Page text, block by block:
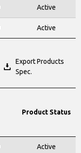
Active
Active
Export Products
Spec.
Product Status
Active